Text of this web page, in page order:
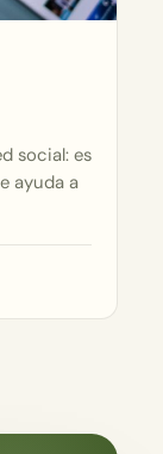
social: es
ayuda a